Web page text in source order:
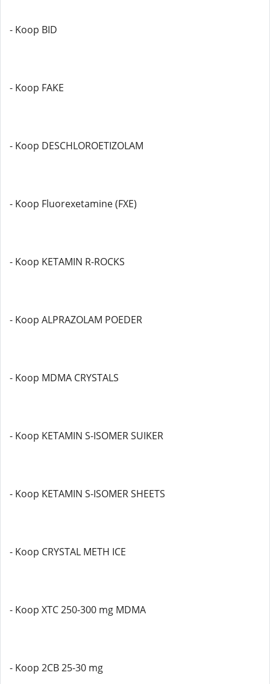
- Koop BID
- Koop FAKE
- Koop DESCHLOROETIZOLAM
- Koop Fluorexetamine (FXE)
- Koop KETAMIN R-ROCKS
- Koop ALPRAZOLAM POEDER
- Koop MDMA CRYSTALS
- Koop KETAMIN S-ISOMER SUIKER
- Koop KETAMIN S-ISOMER SHEETS
- Koop CRYSTAL METH ICE
- Koop XTC 250-300 mg MDMA
- Koop 2CB 25-30 mg